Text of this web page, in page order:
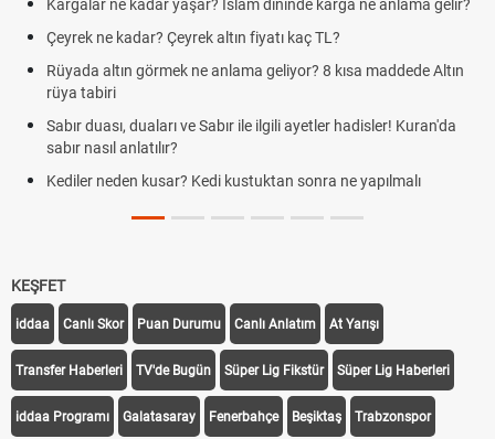
Kargalar ne kadar yaşar? İslam dininde karga ne anlama gelir?
Çeyrek ne kadar? Çeyrek altın fiyatı kaç TL?
Rüyada altın görmek ne anlama geliyor? 8 kısa maddede Altın
rüya tabiri
Sabır duası, duaları ve Sabır ile ilgili ayetler hadisler! Kuran'da
sabır nasıl anlatılır?
Kediler neden kusar? Kedi kustuktan sonra ne yapılmalı
KEŞFET
iddaa Canlı Skor Puan Durumu Canlı Anlatım At Yarışı
Transfer Haberleri TV'de Bugün Süper Lig Fikstür Süper Lig Haberleri
iddaa Programı Galatasaray Fenerbahçe Beşiktaş Trabzonspor